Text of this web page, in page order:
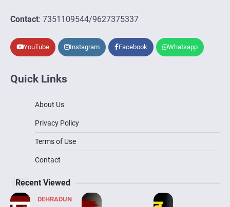
Contact: 7351109544/9627375337
YouTube Instagram Facebook Whatsapp
Quick Links
About Us
Privacy Policy
Terms of Use
Contact
Recent Viewed
DEHRADUN